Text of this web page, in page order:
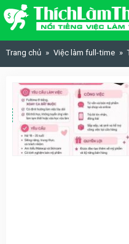
Skip to content
Trang chủ Việc làm full-time